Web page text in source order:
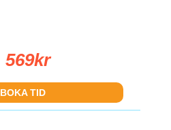
569kr
BOKA TID